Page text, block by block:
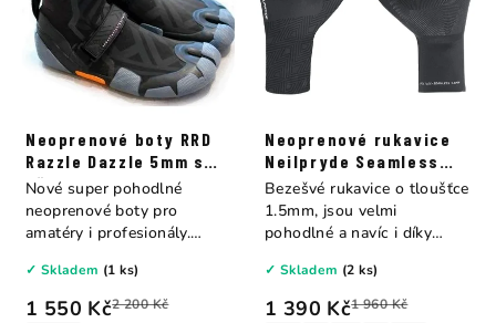
Neoprenové boty RRD
Razzle Dazzle 5mm s
děleným palcem
1 550 Kč2 200 Kč
✓ Skladem (1 ks)
Nové super pohodlné
neoprenové boty pro
amatéry i profesionály.
Neoprenové rukavice
Neilpryde Seamless
Glove 1.5mm
1 390 Kč1 960 Kč
✓ Skladem (2 ks)
Bezešvé rukavice o tloušťce
1.5mm, jsou velmi
pohodlné a navíc i díky